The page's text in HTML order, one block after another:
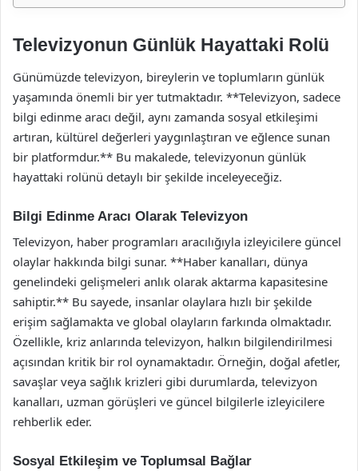
Televizyonun Günlük Hayattaki Rolü
Günümüzde televizyon, bireylerin ve toplumların günlük
yaşamında önemli bir yer tutmaktadır. **Televizyon, sadece
bilgi edinme aracı değil, aynı zamanda sosyal etkileşimi
artıran, kültürel değerleri yaygınlaştıran ve eğlence sunan
bir platformdur.** Bu makalede, televizyonun günlük
hayattaki rolünü detaylı bir şekilde inceleyeceğiz.
Bilgi Edinme Aracı Olarak Televizyon
Televizyon, haber programları aracılığıyla izleyicilere güncel
olaylar hakkında bilgi sunar. **Haber kanalları, dünya
genelindeki gelişmeleri anlık olarak aktarma kapasitesine
sahiptir.** Bu sayede, insanlar olaylara hızlı bir şekilde
erişim sağlamakta ve global olayların farkında olmaktadır.
Özellikle, kriz anlarında televizyon, halkın bilgilendirilmesi
açısından kritik bir rol oynamaktadır. Örneğin, doğal afetler,
savaşlar veya sağlık krizleri gibi durumlarda, televizyon
kanalları, uzman görüşleri ve güncel bilgilerle izleyicilere
rehberlik eder.
Sosyal Etkileşim ve Toplumsal Bağlar